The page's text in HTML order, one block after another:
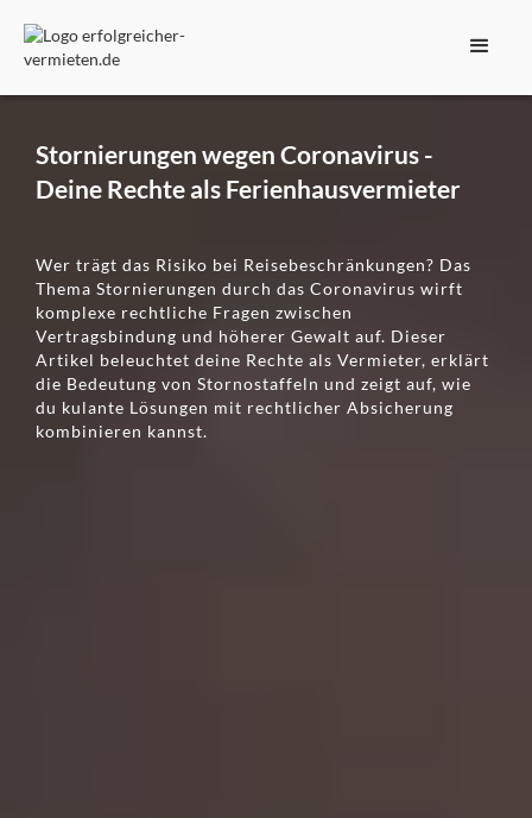
Stornierungen wegen Coronavirus -
Deine Rechte als Ferienhausvermieter
Wer trägt das Risiko bei Reisebeschränkungen? Das
Thema Stornierungen durch das Coronavirus wirft
komplexe rechtliche Fragen zwischen
Vertragsbindung und höherer Gewalt auf. Dieser
Artikel beleuchtet deine Rechte als Vermieter, erklärt
die Bedeutung von Stornostaffeln und zeigt auf, wie
du kulante Lösungen mit rechtlicher Absicherung
kombinieren kannst.